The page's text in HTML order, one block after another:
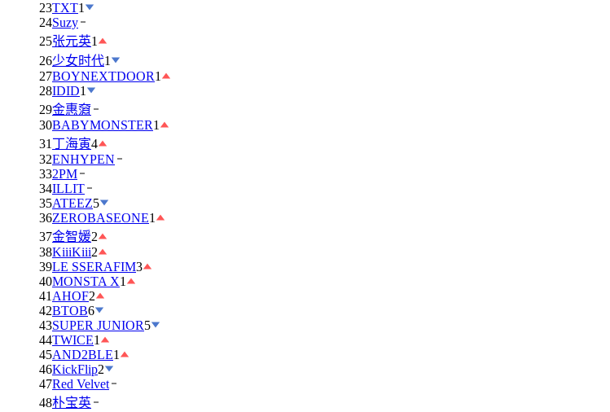
23TXT1
24Suzy
25张元英1
26少女时代1
27BOYNEXTDOOR1
28IDID1
29金惠奫
30BABYMONSTER1
31 丁海寅4
32ENHYPEN
332PM
34ILLIT
35ATEEZ5
36ZEROBASEONE1
37金智媛2
38KiiiKiii2
39LE SSERAFIM3
40MONSTA X1
41 AHOF2
42BTOB6
43SUPER JUNIOR5
44TWICE1
45AND2BLE1
46KickFlip2
47Red Velvet
48朴宝英